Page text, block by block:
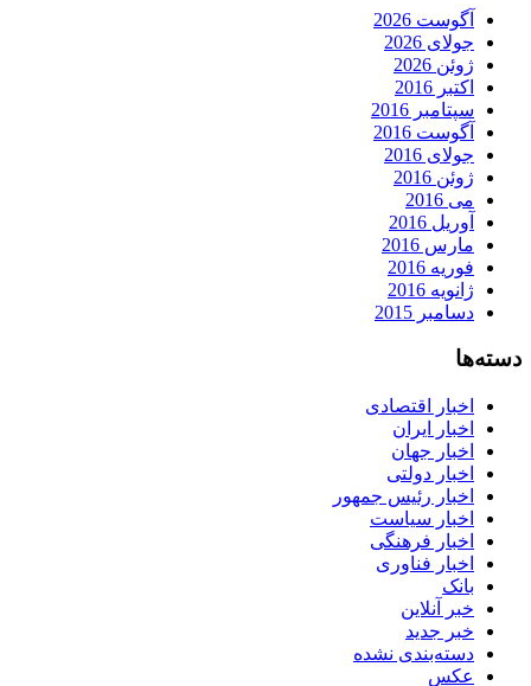
آگوست 2026
جولای 2026
ژوئن 2026
اکتبر 2016
سپتامبر 2016
آگوست 2016
جولای 2016
ژوئن 2016
می 2016
آوریل 2016
مارس 2016
فوریه 2016
ژانویه 2016
دسامبر 2015
دسته‌ها
اخبار اقتصادی
اخبار ایران
اخبار جهان
اخبار دولتی
اخبار رئیس جمهور
اخبار سیاست
اخبار فرهنگی
اخبار فناوری
بانک
خبر آنلاین
خبر جدید
دسته‌بندی نشده
عکس